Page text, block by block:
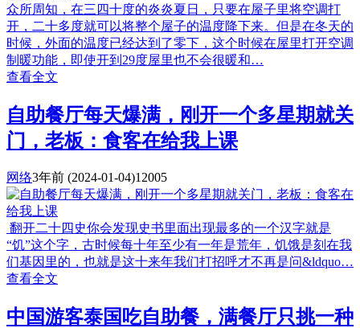
众所周知，在三四十度的炎炎夏日，只要在屋子里将空调打
开，二十多度就可以将整个屋子的温度降下来。但是在冬天的
时候，外面的温度已经达到了零下，这个时候在屋里打开空调
制暖功能，即使开到29度屋里也不会很暖和…
查看全文
自助餐厅每天爆满，刚开一个多星期就关
门，老板：食客在给我上课
网络3年前 (2024-01-04)12005
翻开二十四史你会发现史书里面出现最多的一个汉字就是
“饥”这个字，古时候每十年至少有一年是荒年，饥饿是刻在我
们基因里的，也就是这十来年我们打招呼才不再是问&ldquo…
查看全文
中国游客泰国吃自助餐，满餐厅只挑一种